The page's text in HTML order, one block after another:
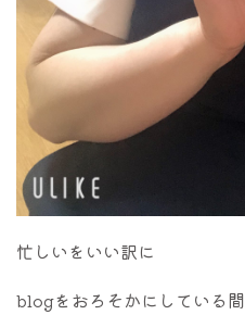
忙しいをいい訳に
blogをおろそかにしている間